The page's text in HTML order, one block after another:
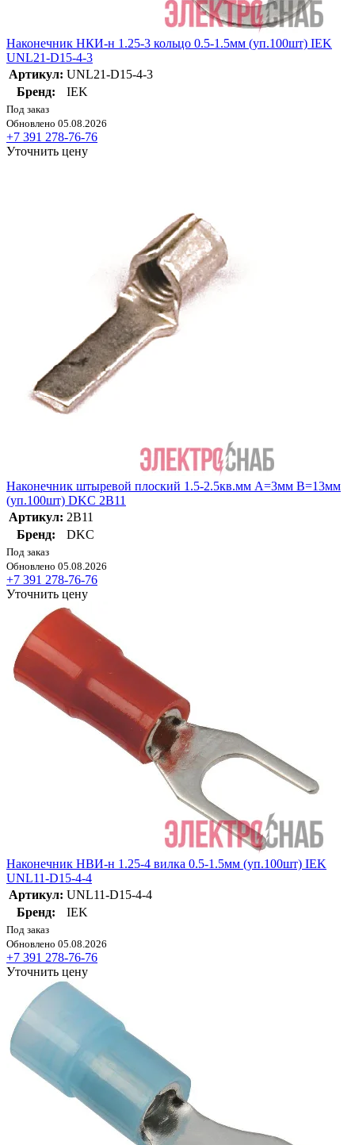
Наконечник НКИ-н 1.25-3 кольцо 0.5-1.5мм (уп.100шт) IEK
UNL21-D15-4-3
Артикул: UNL21-D15-4-3
Бренд:
IEK
Под заказ
Обновлено 05.08.2026
+7 391 278-76-76
Уточнить цену
Наконечник штыревой плоский 1.5-2.5кв.мм А=3мм В=13мм
(уп.100шт) DKC 2B11
Артикул: 2B11
Бренд:
DKC
Под заказ
Обновлено 05.08.2026
+7 391 278-76-76
Уточнить цену
Наконечник НВИ-н 1.25-4 вилка 0.5-1.5мм (уп.100шт) IEK
UNL11-D15-4-4
Артикул: UNL11-D15-4-4
Бренд:
IEK
Под заказ
Обновлено 05.08.2026
+7 391 278-76-76
Уточнить цену